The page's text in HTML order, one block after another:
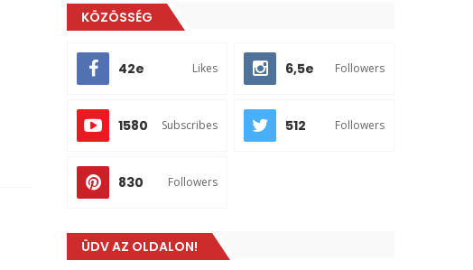
KÖZÖSSÉG
42e Likes 6,5e Followers
1580 Subscribes 512 Followers
830 Followers
ÜDV AZ OLDALON!